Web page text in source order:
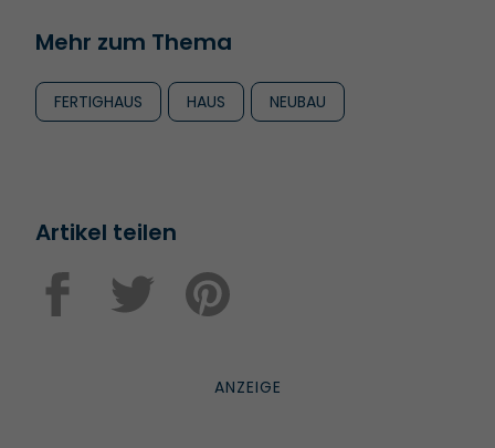
Mehr zum Thema
FERTIGHAUS HAUS NEUBAU
Artikel teilen